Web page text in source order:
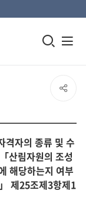
모
열
기
SNS
유
열
기
격자의 종류 및 수
산림자원의 조성
해당하는지 여부
제25조제3항제1